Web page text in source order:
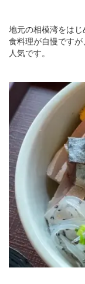
地元の相模湾をは
食料理が自慢です
人気です。